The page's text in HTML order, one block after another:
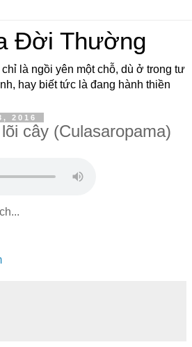
Đời Thường
là ngồi yên một chỗ, dù ở trong tư
hay biết tức là đang hành thiền
2016
cây (Culasaropama)